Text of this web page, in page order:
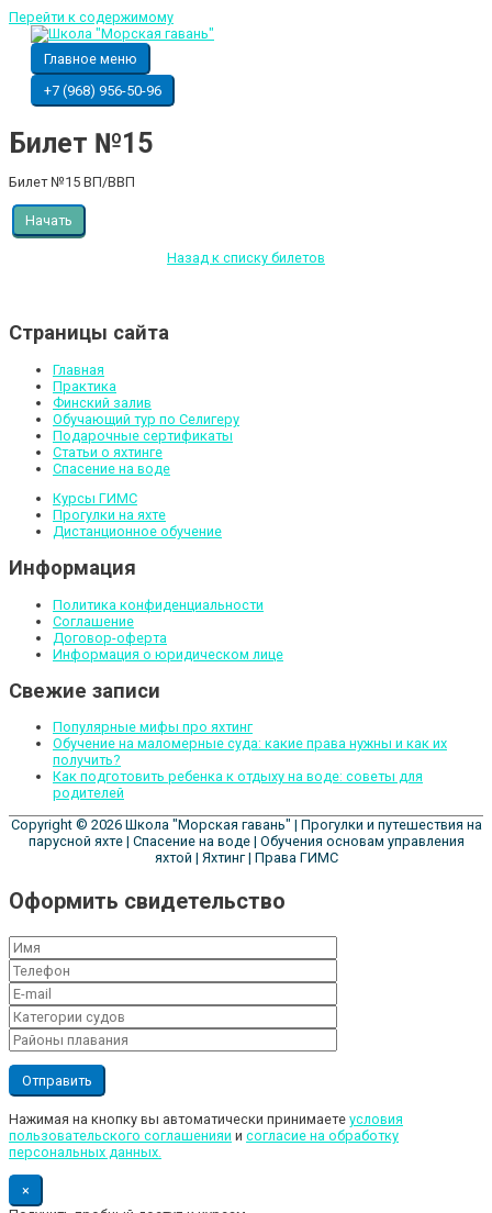
Перейти к содержимому
Главное меню
+7 (968) 956-50-96
Билет №1​5
Билет №15 ВП/ВВП
Начать
Назад к списку билетов
Страницы сайта
Главная
Практика
Финский залив
Обучающий тур по Селигеру
Подарочные сертификаты
Статьи о яхтинге
Спасение на воде
Курсы ГИМС
Прогулки на яхте
Дистанционное обучение
Информация
Политика конфиденциальности
Соглашение
Договор-оферта
Информация о юридическом лице
Свежие записи
Популярные мифы про яхтинг
Обучение на маломерные суда: какие права нужны и как их
получить?
Как подготовить ребенка к отдыху на воде: советы для
родителей
Copyright © 2026 Школа "Морская гавань" | Прогулки и путешествия на
парусной яхте | Спасение на воде | Обучения основам управления
яхтой | Яхтинг | Права ГИМС
Оформить свидетельство
Нажимая на кнопку вы автоматически принимаете условия
пользовательского соглашенияи и cогласие на обработку
персональных данных.
×